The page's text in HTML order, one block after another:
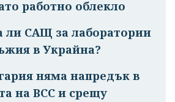
работно облекло
ли САЩ за лаборатории
в Украйна?
няма напредък в
на ВСС и срещу